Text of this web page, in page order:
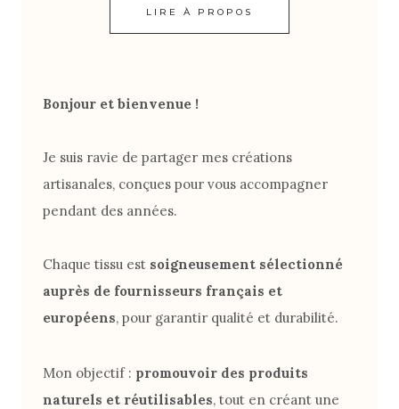
LIRE À PROPOS
Bonjour et bienvenue !
Je suis ravie de partager mes créations
artisanales, conçues pour vous accompagner
pendant des années.
Chaque tissu est soigneusement sélectionné
auprès de fournisseurs français et
européens, pour garantir qualité et durabilité.
Mon objectif : promouvoir des produits
naturels et réutilisables, tout en créant une